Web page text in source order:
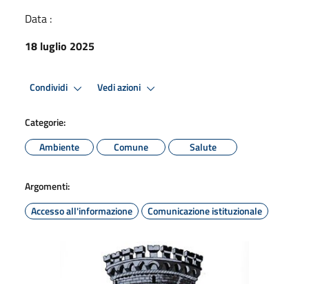
Data :
18 luglio 2025
Condividi Vedi azioni
Categorie:
Ambiente
Comune Salute
Argomenti:
Accesso all'informazione
Comunicazione istituzionale